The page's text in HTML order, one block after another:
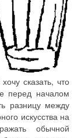
сказать, что
перед началом
разницу между
искусства на
обычной